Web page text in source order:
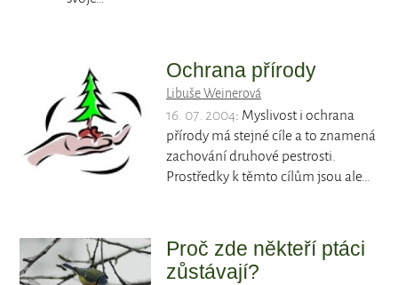
Ochrana přírody
Libuše Weinerová
16. 07. 2004: Myslivost i ochrana
přírody má stejné cíle a to znamená
zachování druhové pestrosti.
Prostředky k těmto cílům jsou ale…
Proč zde někteří ptáci
zůstávají?